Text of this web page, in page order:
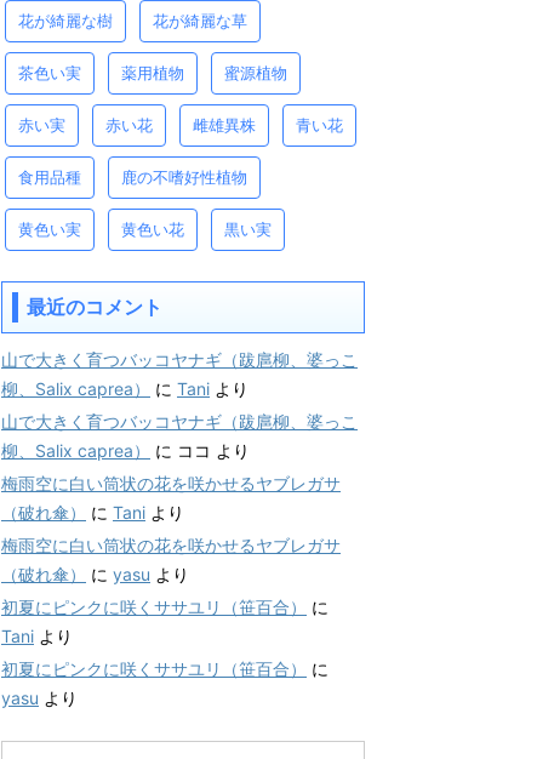
花が綺麗な樹 花が綺麗な草
茶色い実 薬用植物 蜜源植物
赤い実 赤い花 雌雄異株 青い花
食用品種 鹿の不嗜好性植物
黄色い実 黄色い花 黒い実
最近のコメント
山で大きく育つバッコヤナギ（跋扈柳、婆っこ
柳、Salix caprea）
に Tani より
山で大きく育つバッコヤナギ（跋扈柳、婆っこ
柳、Salix caprea）
に ココ より
梅雨空に白い筒状の花を咲かせるヤブレガサ
（破れ傘）
に Tani より
梅雨空に白い筒状の花を咲かせるヤブレガサ
（破れ傘）
に yasu より
初夏にピンクに咲くササユリ（笹百合）
に
Tani より
初夏にピンクに咲くササユリ（笹百合）
に
yasu より